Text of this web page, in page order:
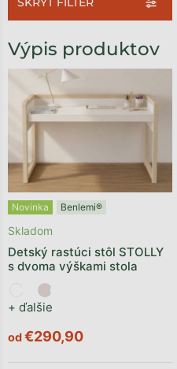
Výpis produktov
Novinka Benlemi®
Detský rastúci stôl STOLLY
s dvoma výškami stola
+ ďalšie
Skladom
od€290,90